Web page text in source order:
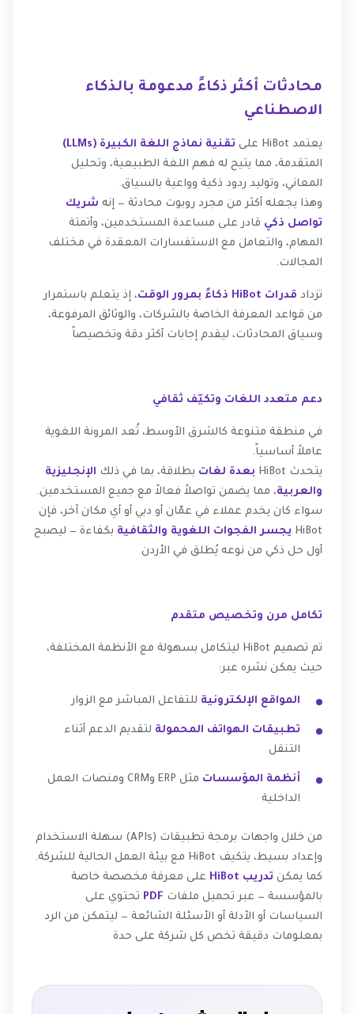
محادثات أكثر ذكاءً مدعومة بالذكاء
الاصطناعي
يعتمد HiBot على
تقنية نماذج اللغة الكبيرة (LLMs)
المتقدمة، مما يتيح له فهم اللغة الطبيعية، وتحليل
المعاني، وتوليد ردود ذكية وواعية بالسياق.
وهذا يجعله أكثر من مجرد روبوت محادثة — إنه شريك
تواصل ذكي قادر على مساعدة المستخدمين، وأتمتة
المهام، والتعامل مع الاستفسارات المعقدة في مختلف
المجالات.
تزداد قدرات HiBot ذكاءً بمرور الوقت
، إذ يتعلم باستمرار
من قواعد المعرفة الخاصة بالشركات، والوثائق المرفوعة،
وسياق المحادثات، ليقدم إجابات أكثر دقة وتخصيصاً
دعم متعدد اللغات وتكيّف ثقافي
في منطقة متنوعة كالشرق الأوسط، تُعد المرونة اللغوية
عاملاً أساسياً.
يتحدث HiBot
بعدة لغات بطلاقة، بما في ذلك الإنجليزية
والعربية، مما يضمن تواصلاً فعالاً مع جميع المستخدمين.
سواء كان يخدم عملاء في عمّان أو دبي أو أي مكان آخر، فإن
HiBot يجسر الفجوات اللغوية والثقافية بكفاءة — ليصبح
أول حل ذكي من نوعه يُطلق في الأردن
تكامل مرن وتخصيص متقدم
تم تصميم HiBot ليتكامل بسهولة مع الأنظمة المختلفة،
حيث يمكن نشره عبر:
المواقع الإلكترونية للتفاعل المباشر مع الزوار
تطبيقات الهواتف المحمولة لتقديم الدعم أثناء
التنقل
أنظمة المؤسسات
مثل ERP وCRM ومنصات العمل
الداخلية
من خلال واجهات برمجة تطبيقات (APIs) سهلة الاستخدام
وإعداد بسيط، يتكيف HiBot مع بيئة العمل الحالية للشركة.
كما يمكن تدريب HiBot
على معرفة مخصصة خاصة
بالمؤسسة — عبر تحميل ملفات PDF تحتوي على
السياسات أو الأدلة أو الأسئلة الشائعة — ليتمكن من الرد
بمعلومات دقيقة تخص كل شركة على حدة